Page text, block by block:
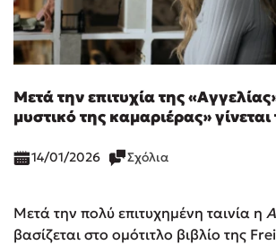
Μετά την επιτυχία της
μυστικό της καμαριέρας» γίνεται
14/01/2026 Σχόλια
Μετά την πολύ επιτυχημένη ταινία η
βασίζεται στο ομότιτλο βιβλίο της